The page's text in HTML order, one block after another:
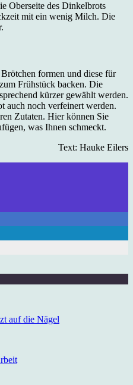
Oberseite des Dinkelbrots
mit ein wenig Milch. Die
formen und diese für
Frühstück backen. Die
kürzer gewählt werden.
auch noch verfeinert werden.
Zutaten. Hier können Sie
was Ihnen schmeckt.
Text: Hauke Eilers
auf die Nägel